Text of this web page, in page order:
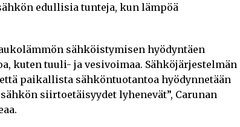
edullisia tunteja, kun lämpöä
sähköistymisen hyödyntäen
kuten tuuli- ja vesivoimaa. Sähköjärjestelmän
paikallista sähköntuotantoa hyödynnetään
siirtoetäisyydet lyhenevät”, Carunan